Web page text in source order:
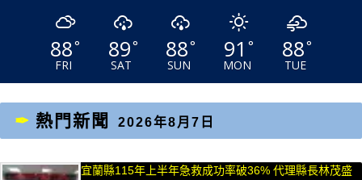
88°
FRI
89°
SAT
88°
SUN
91 °
MON
88°
TUE
熱門新聞 2026年8月7日
宜蘭縣115年上半年急救成功率破36% 代理縣長林茂盛